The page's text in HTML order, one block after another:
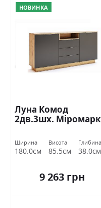
НОВИНКА
Луна Комод
2дв.3шх. Міромарк
Ширина
180.0см
Висота
85.5см
Глибина
38.0см
9 263 грн